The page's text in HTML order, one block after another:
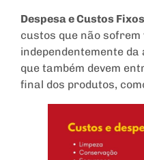
Despesa e Custos
custos que não sofrem
independentemente
que também devem
final dos produtos,